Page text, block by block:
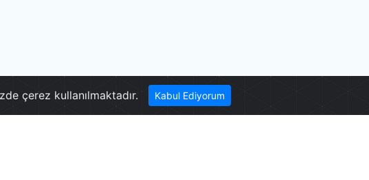
çerez kullanılmaktadır. Kabul Ediyorum